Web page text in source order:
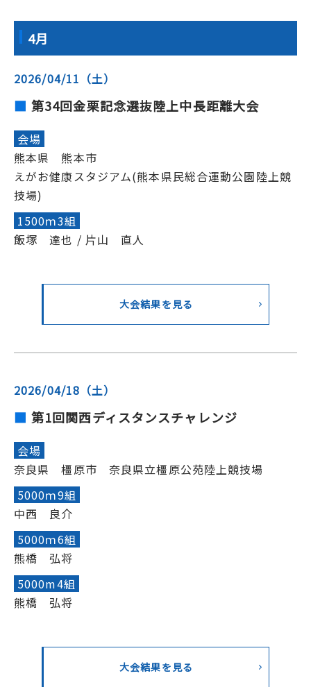
4月
2026/04/11（土）
第34回金栗記念選抜陸上中長距離大会
会場
熊本県 熊本市
えがお健康スタジアム(熊本県民総合運動公園陸上競
技場)
1500ｍ3組
飯塚 達也 / 片山 直人
大会結果を見る
2026/04/18（土）
第1回関西ディスタンスチャレンジ
会場
奈良県 橿原市 奈良県立橿原公苑陸上競技場
5000ｍ9組
中西 良介
5000ｍ6組
熊橋 弘将
5000m4組
熊橋 弘将
大会結果を見る